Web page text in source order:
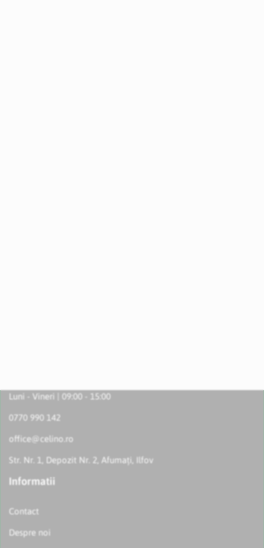
Luni - Vineri | 09:00 - 15:00
0770 990 142
office@celino.ro
Str. Nr. 1, Depozit Nr. 2, Afumați, Ilfov
Informatii
Contact
Despre noi